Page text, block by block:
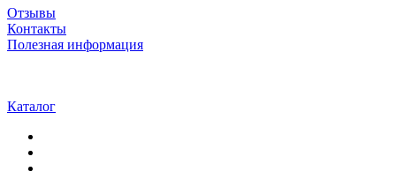
Отзывы
Контакты
Полезная информация
Каталог